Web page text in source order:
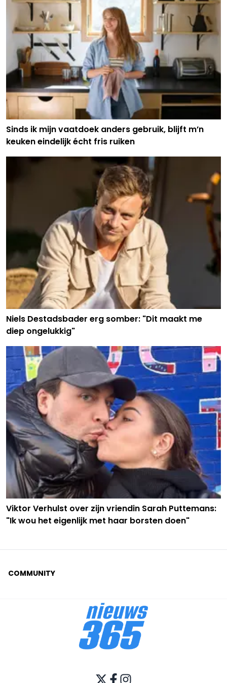
Sinds ik mijn vaatdoek anders gebruik, blijft m’n
keuken eindelijk écht fris ruiken
Niels Destadsbader erg somber: "Dit maakt me
diep ongelukkig"
Viktor Verhulst over zijn vriendin Sarah Puttemans:
"Ik wou het eigenlijk met haar borsten doen"
COMMUNITY